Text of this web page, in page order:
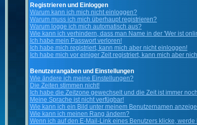
Registrieren und Einloggen
Warum kann ich mich nicht einloggen?
Warum muss ich mich überhaupt registrieren?
Warum logge ich mich automatisch aus?
Wie kann ich verhindern, dass man Name in der 'Wer ist
Ich habe mein Passwort verloren!
Ich habe mich registriert, kann mich aber nicht einloggen!
Ich habe mich vor einiger Zeit registriert, kann mich aber
Benutzerangaben und Einstellungen
Wie ändere ich meine Einstellungen?
Die Zeiten stimmen nicht!
Ich habe die Zeitzone gewechselt und die Zeit ist immer
Meine Sprache ist nicht verfügbar!
Wie kann ich ein Bild unter meinem Benutzernamen
Wie kann ich meinen Rang ändern?
Wenn ich auf den E-Mail-Link eines Benutzers klicke,